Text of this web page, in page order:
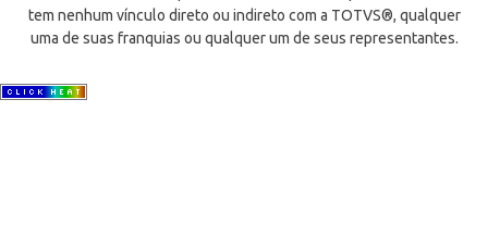
tem nenhum vínculo direto ou indireto com a TOTVS®, qualquer
uma de suas franquias ou qualquer um de seus representantes.